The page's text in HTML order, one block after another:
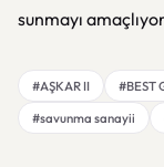
sunmayı
#AŞKAR II #BEST
#savunma sanayii